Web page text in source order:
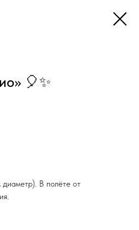
🎈✨
В полёте от